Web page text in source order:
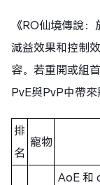
《RO仙境傳說
減益效果和控制
容。若重開或組
PvE與PvP中帶來
排
名
寵物
AoE 和